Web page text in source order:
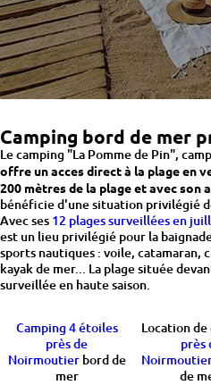
Camping bord de mer
Le camping "La Pomme de Pin",
offre un acces direct à la plage en
200 mètres de la plage et avec son
bénéficie d'une situation privilégié
Avec ses 12 plages surveillées en
est un lieu privilégié pour la
sports nautiques : voile, catamaran,
kayak de mer... La plage située
surveillée en haute saison.
Camping 4 étoiles
près de
Noirmoutierbord de
mer
Location de
près
de